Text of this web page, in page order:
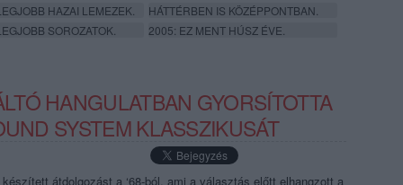
HAZAI LEMEZEK.
HÁTTÉRBEN IS KÖZÉPPONTBAN.
SOROZATOK. 2005: EZ MENT HÚSZ ÉVE.
HANGULATBAN GYORSÍTOTTA
SYSTEM KLASSZIKUSÁT
átdolgozást a ‘68-ból, ami a választás előtt elhangzott a